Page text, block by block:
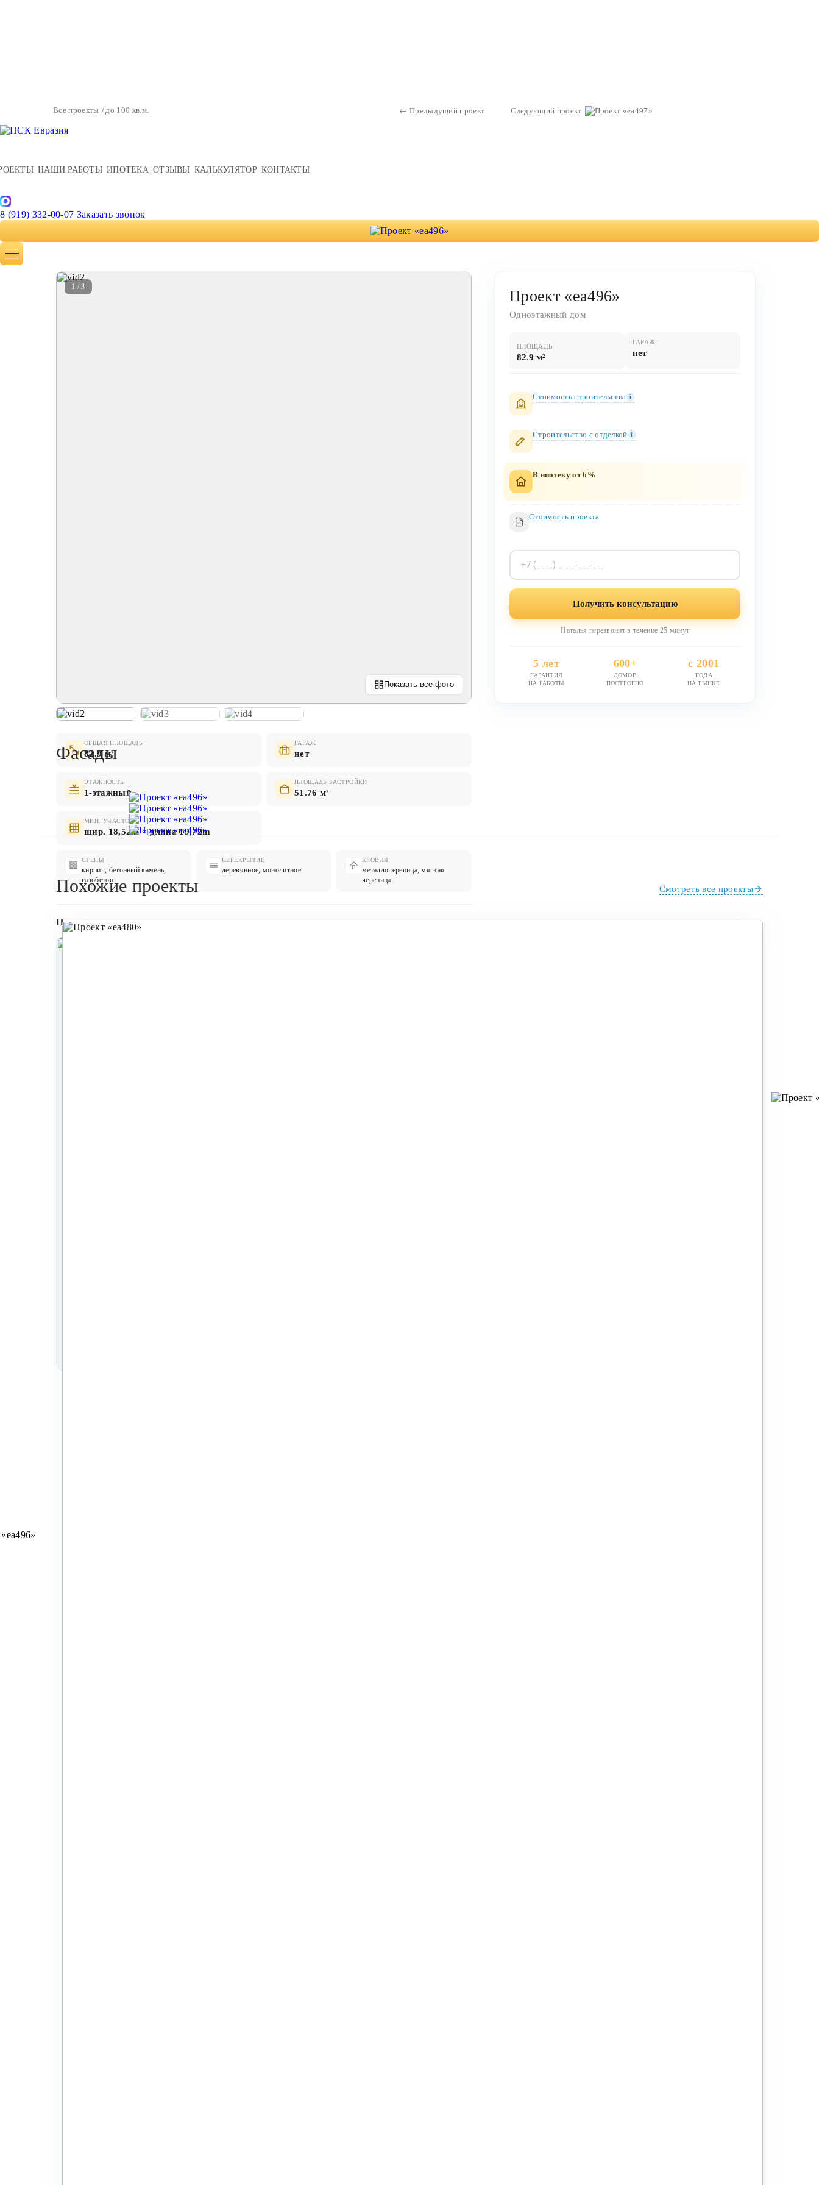
Все проекты до 100 кв.м. Предыдущий проект Следующий проект
НАШИ РАБОТЫ ИПОТЕКА ОТЗЫВЫ КАЛЬКУЛЯТОР КОНТАКТЫ
8 (919) 332-00-07 Заказать звонок
1 / 3
Показать все фото
ОБЩАЯ ПЛОЩАДЬ
82.9 м²
ГАРАЖ
нет
ЭТАЖНОСТЬ
1-этажный
ПЛОЩАДЬ ЗАСТРОЙКИ
51.76 м²
МИН. УЧАСТОК
шир. 18,52m × длина 19,72m
СТЕНЫ
кирпич, бетонный камень,
газобетон
ПЕРЕКРЫТИЕ
деревянное, монолитное
КРОВЛЯ
металлочерепица, мягкая
черепица
Планировки
Проект «ea496»
Одноэтажный дом
ПЛОЩАДЬ
82.9 м²
ГАРАЖ
нет
Стоимость строительства i
Строительство c отделкой i
В ипотеку от 6%
Стоимость проекта
Получить консультацию
Наталья перезвонит в течение 25 минут
5 лет
ГАРАНТИЯ
НА РАБОТЫ
600+
ДОМОВ
ПОСТРОЕНО
с 2001
ГОДА
НА РЫНКЕ
Фасады
Похожие проекты Смотреть все проекты